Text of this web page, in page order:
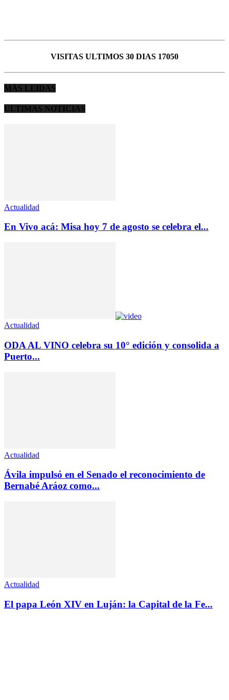
VISITAS ULTIMOS 30 DIAS 17050
MÁS LEIDAS
ULTIMAS NOTICIAS
Actualidad
En Vivo acá: Misa hoy 7 de agosto se celebra el...
Actualidad
ODA AL VINO celebra su 10° edición y consolida a
Puerto...
Actualidad
Ávila impulsó en el Senado el reconocimiento de
Bernabé Aráoz como...
Actualidad
El papa León XIV en Luján: la Capital de la Fe...